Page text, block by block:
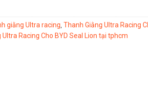
giằng Ultra racing Thanh Giằng Ultra Racing
Ultra Racing Cho BYD Seal Lion tại tphcm